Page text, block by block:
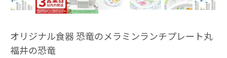
オリジナル食器 恐竜のメラミンランチプレート丸
福井の恐竜